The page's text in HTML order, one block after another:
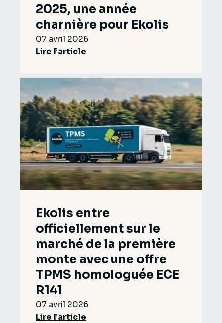
2025, une année
charnière pour Ekolis
07 avril 2026
Lire l’article
Ekolis entre
officiellement sur le
marché de la première
monte avec une offre
TPMS homologuée ECE
R141
07 avril 2026
Lire l’article